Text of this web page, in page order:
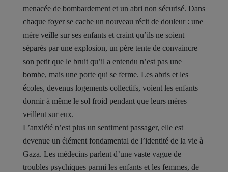
menacée de bombardement et un abri non sécurisé. Dans
chaque foyer se cache un nouveau récit de douleur : une
mère veille sur ses enfants et craint qu’ils ne soient
séparés par une explosion, un père tente de convaincre
son petit que le bruit qu’il a entendu n’est pas une
bombe, mais une porte qui se ferme. Les abris et les
écoles, devenus logements collectifs, voient les enfants
dormir à même le sol froid pendant que leurs mères
veillent sur eux.
L’anxiété n’est plus un sentiment passager, elle est
devenue un élément fondamental de l’identité de la vie à
Gaza. Les médecins parlent d’une vaste vague de
troubles psychiques parmi les enfants et les femmes, de